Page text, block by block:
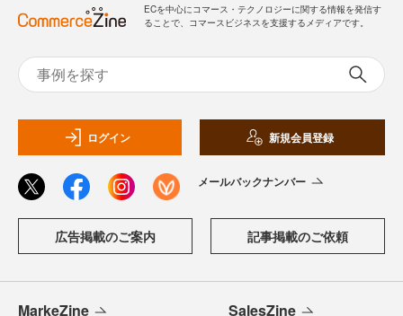
ECを中心にコマース・テクノロジーに関する情報を発信す
ることで、コマースビジネスを支援するメディアです。
ログイン 新規会員登録
メールバックナンバー
広告掲載のご案内 記事掲載のご依頼
MarkeZine SalesZine